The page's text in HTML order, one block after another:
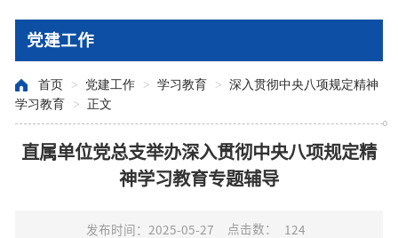
党建工作
首页 > 党建工作 > 学习教育 >
深入贯彻中央八项规定精神
学习教育
> 正文
直属单位党总支举办深入贯彻中央八项规定精
神学习教育专题辅导
发布时间：2025-05-27 点击数： 124